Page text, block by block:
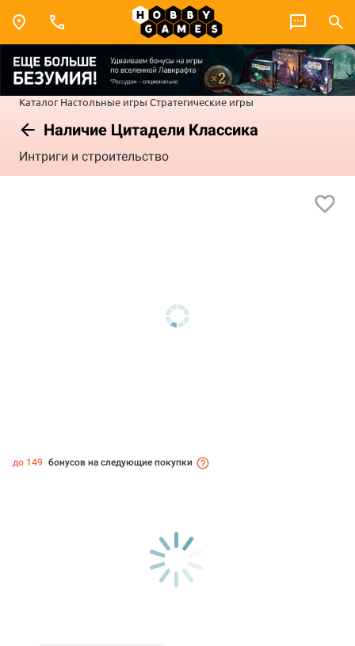
Каталог Настольные игры Стратегические игры
Наличие Цитадели Классика
Интриги и строительство
до 149 бонусов на следующие покупки